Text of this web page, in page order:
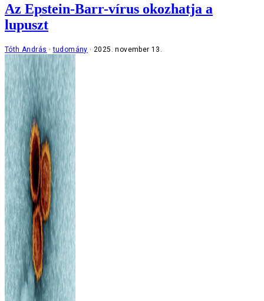
Az Epstein-Barr-vírus okozhatja a
lupuszt
Tóth András tudomány 2025. november 13.